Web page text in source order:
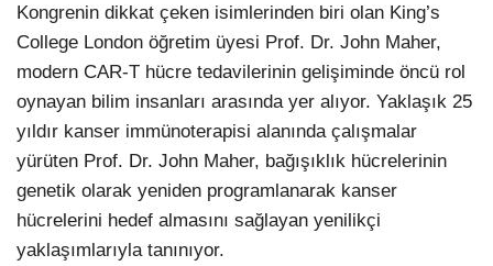
Kongrenin dikkat çeken isimlerinden biri olan King’s
College London öğretim üyesi Prof. Dr. John Maher,
modern CAR-T hücre tedavilerinin gelişiminde öncü rol
oynayan bilim insanları arasında yer alıyor. Yaklaşık 25
yıldır kanser immünoterapisi alanında çalışmalar
yürüten Prof. Dr. John Maher, bağışıklık hücrelerinin
genetik olarak yeniden programlanarak kanser
hücrelerini hedef almasını sağlayan yenilikçi
yaklaşımlarıyla tanınıyor.